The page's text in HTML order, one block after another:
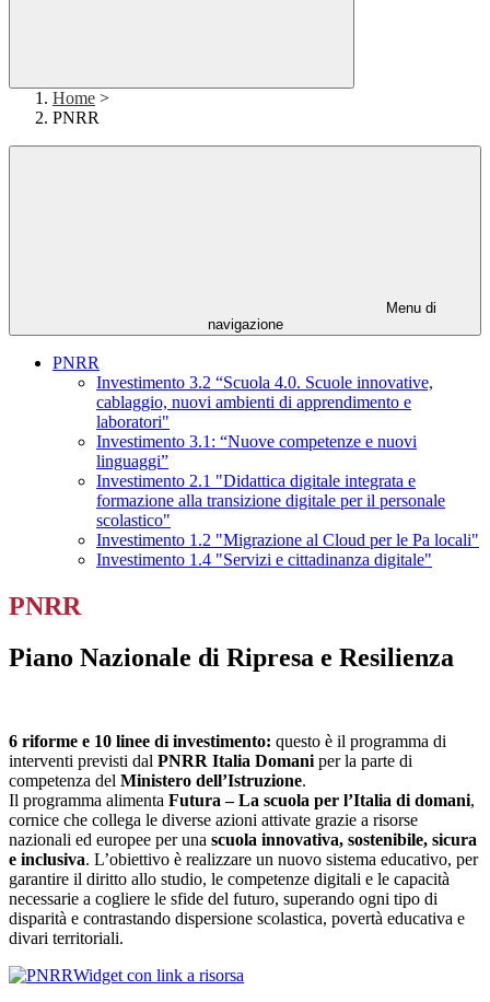
Home >
PNRR
Menu di
navigazione
PNRR
Investimento 3.2 “Scuola 4.0. Scuole innovative,
cablaggio, nuovi ambienti di apprendimento e
laboratori"
Investimento 3.1: “Nuove competenze e nuovi
linguaggi”
Investimento 2.1 "Didattica digitale integrata e
formazione alla transizione digitale per il personale
scolastico"
Investimento 1.2 "Migrazione al Cloud per le Pa locali"
Investimento 1.4 "Servizi e cittadinanza digitale"
PNRR
Piano Nazionale di Ripresa e Resilienza
6 riforme e 10 linee di investimento: questo è il programma di
interventi previsti dal PNRR Italia Domani per la parte di
competenza del Ministero dell’Istruzione.
Il programma alimenta Futura – La scuola per l’Italia di domani,
cornice che collega le diverse azioni attivate grazie a risorse
nazionali ed europee per una scuola innovativa, sostenibile, sicura
e inclusiva. L’obiettivo è realizzare un nuovo sistema educativo, per
garantire il diritto allo studio, le competenze digitali e le capacità
necessarie a cogliere le sfide del futuro, superando ogni tipo di
disparità e contrastando dispersione scolastica, povertà educativa e
divari territoriali.
Widget con link a risorsa